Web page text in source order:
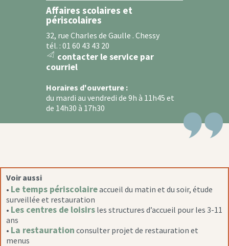
Affaires scolaires et
périscolaires
32, rue Charles de Gaulle . Chessy
tél. : 01 60 43 43 20
message
icon
contacter le service par
courriel
Horaires d'ouverture :
du mardi au vendredi de 9h à 11h45 et
de 14h30 à 17h30
Voir aussi
• Le temps périscolaireaccueil du matin et du soir, étude
surveillée et restauration
• Les centres de loisirs les structures d’accueil pour les 3-11
ans
• La restauration consulter projet de restauration et
menus